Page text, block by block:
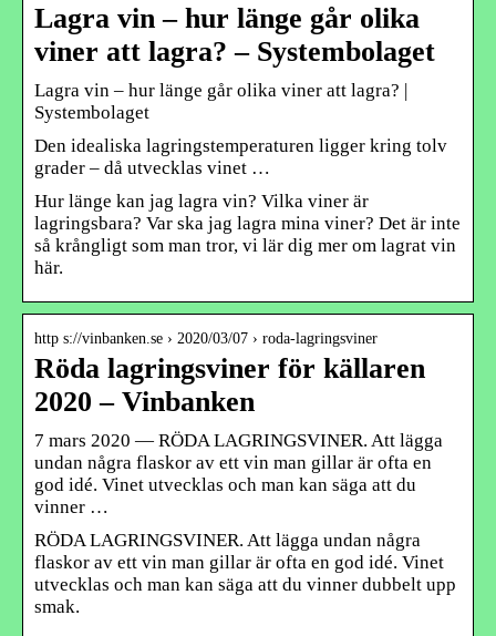
Lagra vin – hur länge går olika
viner att lagra? – Systembolaget
Lagra vin – hur länge går olika viner att lagra? |
Systembolaget
Den idealiska lagringstemperaturen ligger kring tolv
grader – då utvecklas vinet …
Hur länge kan jag lagra vin? Vilka viner är
lagringsbara? Var ska jag lagra mina viner? Det är inte
så krångligt som man tror, vi lär dig mer om lagrat vin
här.
http s://vinbanken.se › 2020/03/07 › roda-lagringsviner
Röda lagringsviner för källaren
2020 – Vinbanken
7 mars 2020 — RÖDA LAGRINGSVINER. Att lägga
undan några flaskor av ett vin man gillar är ofta en
god idé. Vinet utvecklas och man kan säga att du
vinner …
RÖDA LAGRINGSVINER. Att lägga undan några
flaskor av ett vin man gillar är ofta en god idé. Vinet
utvecklas och man kan säga att du vinner dubbelt upp
smak.